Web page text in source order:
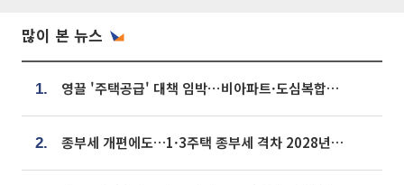
많이 본 뉴스
1. 영끌 '주택공급' 대책 임박⋯비아파트·도심복합까지 총동원
2. 종부세 개편에도…1·3주택 종부세 격차 2028년부터 확대